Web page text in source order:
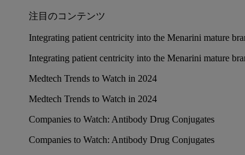
注目のコンテンツ
Integrating patient centricity into the Menarini mature
Integrating patient centricity into the Menarini mature
Medtech Trends to Watch in 2024
Medtech Trends to Watch in 2024
Companies to Watch: Antibody Drug Conjugates
Companies to Watch: Antibody Drug Conjugates